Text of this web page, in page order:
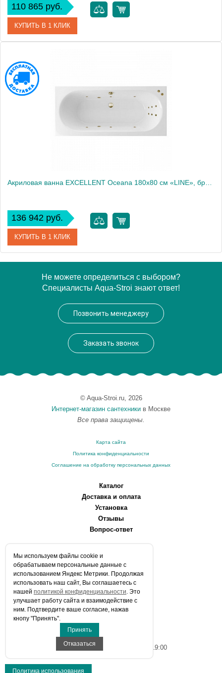
110 865 руб.
КУПИТЬ В 1 КЛИК
Артикул
Производитель
136 942 руб.
КУПИТЬ В 1 КЛИК
WAEX.OCE18.LINE.BR
Производитель
Не можете определиться с выбором?
Специалисты Aqua-Stroi знают ответ!
Позвонить менеджеру
Заказать звонок
© Aqua-Stroi.ru, 2026
Интернет-магазин сантехники в Москве
Все права защищены.
Карта сайта
Политика конфиденциальности
Соглашение на обработку персональных данных
Каталог
Доставка и оплата
Установка
Отзывы
Вопрос-ответ
Сервисные центры
Контакты
Статьи
Телефоны:
E-mail:info@aqua-stroi.ru
Время работы: Пн-Вс с 9:00 до 19:00
Политика использования
Мы используем файлы сookie и
обрабатываем персональные данные с
использованием Яндекс Метрики. Продолжая
использовать наш сайт, Вы соглашаетесь с
нашей политикой конфиденциальности. Это
улучшает работу сайта и взаимодействие с
ним. Подтвердите ваше согласие, нажав
кнопу "Принять".
Принять
Отказаться